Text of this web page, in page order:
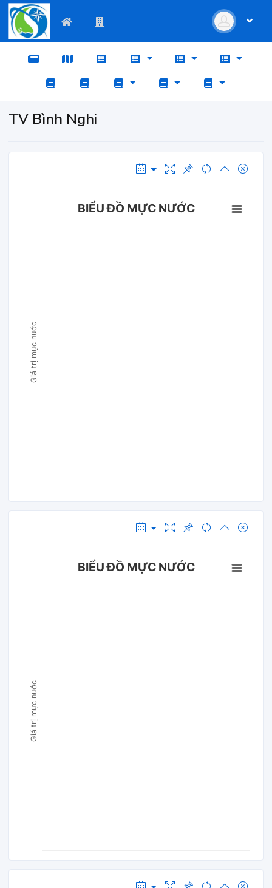
TV Bình Nghi
Giá trị mực nước
BIỂU ĐỒ MỰC NƯỚC
Giá trị mực nước
BIỂU ĐỒ MỰC NƯỚC